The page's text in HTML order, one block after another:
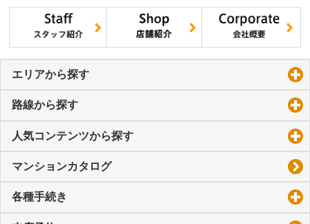
エリアから探す
路線から探す
人気コンテンツから探す
マンションカタログ
各種手続き